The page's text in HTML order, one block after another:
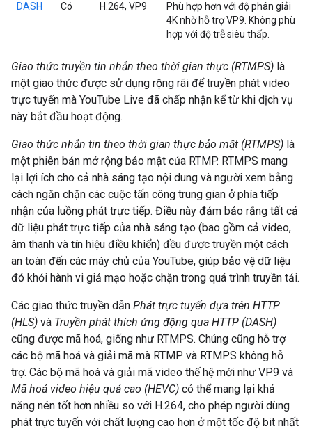
DASH Có H.264, VP9
Phù hợp hơn với độ phân giải
4K nhờ hỗ trợ VP9. Không phù
hợp với độ trễ siêu thấp.
Giao thức truyền tin nhắn theo thời gian thực (RTMPS) là
một giao thức được sử dụng rộng rãi để truyền phát video
trực tuyến mà YouTube Live đã chấp nhận kể từ khi dịch vụ
này bắt đầu hoạt động.
Giao thức nhắn tin theo thời gian thực bảo mật (RTMPS) là
một phiên bản mở rộng bảo mật của RTMP. RTMPS mang
lại lợi ích cho cả nhà sáng tạo nội dung và người xem bằng
cách ngăn chặn các cuộc tấn công trung gian ở phía tiếp
nhận của luồng phát trực tiếp. Điều này đảm bảo rằng tất cả
dữ liệu phát trực tiếp của nhà sáng tạo (bao gồm cả video,
âm thanh và tín hiệu điều khiển) đều được truyền một cách
an toàn đến các máy chủ của YouTube, giúp bảo vệ dữ liệu
đó khỏi hành vi giả mạo hoặc chặn trong quá trình truyền tải.
Các giao thức truyền dẫn Phát trực tuyến dựa trên HTTP
(HLS) và Truyền phát thích ứng động qua HTTP (DASH)
cũng được mã hoá, giống như RTMPS. Chúng cũng hỗ trợ
các bộ mã hoá và giải mã mà RTMP và RTMPS không hỗ
trợ. Các bộ mã hoá và giải mã video thế hệ mới như VP9 và
Mã hoá video hiệu quả cao (HEVC) có thể mang lại khả
năng nén tốt hơn nhiều so với H.264, cho phép người dùng
phát trực tuyến với chất lượng cao hơn ở một tốc độ bit nhất